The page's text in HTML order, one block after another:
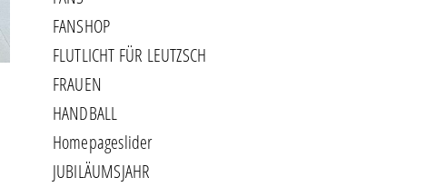
FANSHOP
FLUTLICHT FÜR LEUTZSCH
FRAUEN
HANDBALL
Homepageslider
JUBILÄUMSJAHR